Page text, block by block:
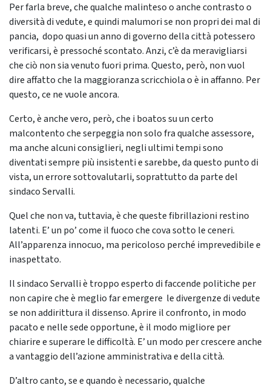
Per farla breve, che qualche malinteso o anche contrasto o
diversità di vedute, e quindi malumori se non propri dei mal di
pancia, dopo quasi un anno di governo della città potessero
verificarsi, è pressoché scontato. Anzi, c’è da meravigliarsi
che ciò non sia venuto fuori prima. Questo, però, non vuol
dire affatto che la maggioranza scricchiola o è in affanno. Per
questo, ce ne vuole ancora.
Certo, è anche vero, però, che i boatos su un certo
malcontento che serpeggia non solo fra qualche assessore,
ma anche alcuni consiglieri, negli ultimi tempi sono
diventati sempre più insistenti e sarebbe, da questo punto di
vista, un errore sottovalutarli, soprattutto da parte del
sindaco Servalli.
Quel che non va, tuttavia, è che queste fibrillazioni restino
latenti. E’ un po’ come il fuoco che cova sotto le ceneri.
All’apparenza innocuo, ma pericoloso perché imprevedibile e
inaspettato.
Il sindaco Servalli è troppo esperto di faccende politiche per
non capire che è meglio far emergere le divergenze di vedute
se non addirittura il dissenso. Aprire il confronto, in modo
pacato e nelle sede opportune, è il modo migliore per
chiarire e superare le difficoltà. E’ un modo per crescere anche
a vantaggio dell’azione amministrativa e della città.
D’altro canto, se e quando è necessario, qualche